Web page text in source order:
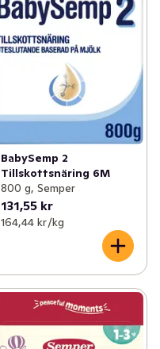
BabySemp 2
Tillskottsnäring 6M
800 g, Semper
131,55 kr
164,44 kr /kg